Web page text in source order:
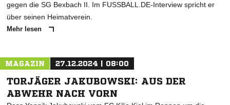
gegen die SG Bexbach II. Im FUSSBALL.DE-Interview spricht er
über seinen Heimatverein.
Mehr lesen
MAGAZIN 27.12.2024 | 08:00
TORJÄGER JAKUBOWSKI: AUS DER
ABWEHR NACH VORN